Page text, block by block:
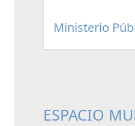
Ministerio
ESPACIO